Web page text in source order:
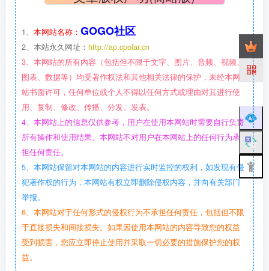
1、 本网站名称： GOGO社区
2、本站永久网址： http://ap.cpolar.cn
3、本网站的所有内容（包括但不限于文字、图片、音频、视频、
图表、数据等）均受著作权法和其他相关法律的保护，未经本网
站书面许可，任何单位或个人不得以任何方式或理由对其进行使
用、复制、修改、传播、分发、发表。
4、本网站上的信息仅供参考，用户在使用本网站时需要自行负责
所有操作和使用结果。本网站不对用户在本网站上的任何行为承
担任何责任。
5、本网站保留对本网站的内容进行实时监控的权利，如发现有侵
犯著作权的行为，本网站有权立即删除侵权内容，并向有关部门
举报。
6、本网站对于任何形式的侵权行为不承担任何责任，包括但不限
于直接损失和间接损失。如果因使用本网站的内容导致您的权益
受到损害，您应立即停止使用并采取一切必要的措施保护您的权
益。